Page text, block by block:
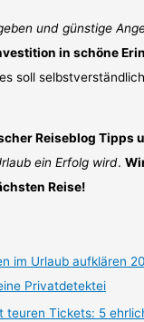
und günstige
in schöne
soll
Reiseblog Tipps
ein Erfolg wird.
Reise!
im Urlaub aufklären
Privatdetektei
teuren Tickets: 5